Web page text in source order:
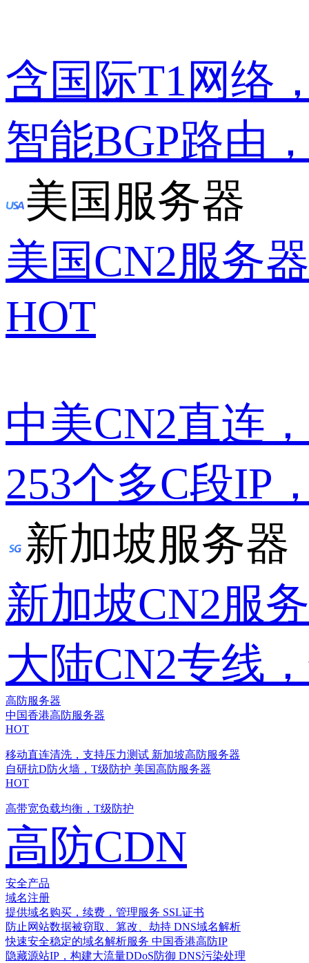
含国际T1网络
智能BGP路由
美国服务器
美国CN2服务器
HOT
中美CN2直连
253个多C段IP
新加坡服务器
新加坡CN2服
大陆CN2专线
高防服务器
中国香港高防服务器
HOT
移动直连清洗，支持压力测试 新加坡高防服务器
自研抗D防火墙，T级防护 美国高防服务器
HOT
高带宽负载均衡，T级防护
高防CDN
安全产品
域名注册
提供域名购买，续费，管理服务 SSL证书
防止网站数据被窃取、篡改、劫持 DNS域名解析
快速安全稳定的域名解析服务 中国香港高防IP
隐藏源站IP，构建大流量DDoS防御 DNS污染处理